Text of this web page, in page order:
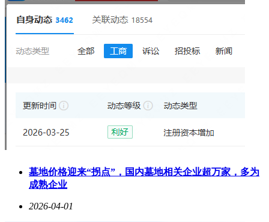
墓地价格迎来“拐点”，国内墓地相关企业超万家，多为
成熟企业
2026-04-01